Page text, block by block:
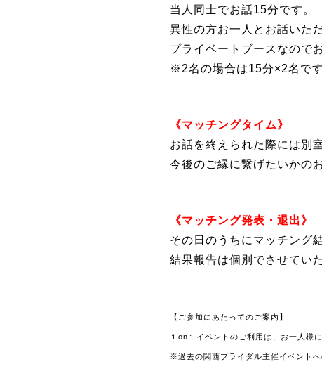
当人同士でお話15分です。
異性の方お一人とお話いた
プライベートブースなので
※2名の場合は15分×2名です
《マッチングタイム》
お話を終えられた際には別
今後のご縁に繋げたいかの
《マッチング発表・退出》
その日のうちにマッチング
結果報告は個別でさせてい
【ご参加にあたってのご案内】
１on１イベントのご利用は、お一人様
※過去の関西ブライダル主催イベント